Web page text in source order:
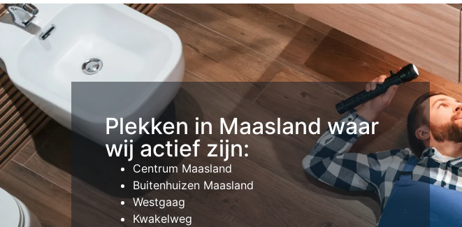
Plekken in Maasland waar
wij actief zijn:
Centrum Maasland
Buitenhuizen Maasland
Westgaag
Kwakelweg